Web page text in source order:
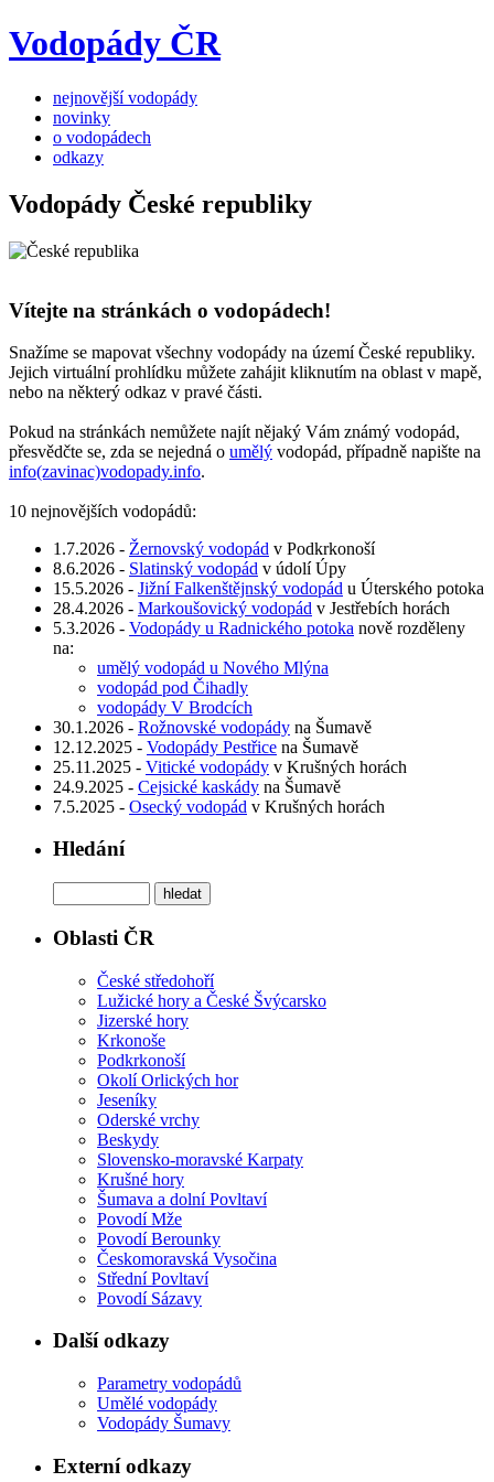
Vodopády ČR
nejnovější vodopády
novinky
o vodopádech
odkazy
Vodopády České republiky
Vítejte na stránkách o vodopádech!
Snažíme se mapovat všechny vodopády na území České republiky.
Jejich virtuální prohlídku můžete zahájit kliknutím na oblast v mapě,
nebo na některý odkaz v pravé části.
Pokud na stránkách nemůžete najít nějaký Vám známý vodopád,
přesvědčte se, zda se nejedná o umělý vodopád, případně napište na
info(zavinac)vodopady.info.
10 nejnovějších vodopádů:
1.7.2026 - Žernovský vodopád v Podkrkonoší
8.6.2026 - Slatinský vodopád v údolí Úpy
15.5.2026 - Jižní Falkenštějnský vodopád u Úterského potoka
28.4.2026 - Markoušovický vodopád v Jestřebích horách
5.3.2026 - Vodopády u Radnického potoka nově rozděleny
na:
umělý vodopád u Nového Mlýna
vodopád pod Čihadly
vodopády V Brodcích
30.1.2026 - Rožnovské vodopády na Šumavě
12.12.2025 - Vodopády Pestřice na Šumavě
25.11.2025 - Vitické vodopády v Krušných horách
24.9.2025 - Cejsické kaskády na Šumavě
7.5.2025 - Osecký vodopád v Krušných horách
Hledání
Oblasti ČR
České středohoří
Lužické hory a České Švýcarsko
Jizerské hory
Krkonoše
Podkrkonoší
Okolí Orlických hor
Jeseníky
Oderské vrchy
Beskydy
Slovensko-moravské Karpaty
Krušné hory
Šumava a dolní Povltaví
Povodí Mže
Povodí Berounky
Českomoravská Vysočina
Střední Povltaví
Povodí Sázavy
Další odkazy
Parametry vodopádů
Umělé vodopády
Vodopády Šumavy
Externí odkazy